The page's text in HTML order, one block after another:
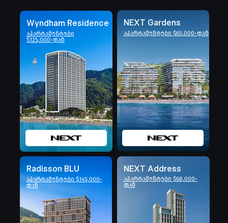
Wyndham Residence
აპარტამენტები
$125,000-დან
NEXT Gardens
აპარტამენტები $65,000-დან
Radisson BLU
აპარტამენტები $145,000-
დან
NEXT Address
აპარტამენტები $68,000-
დან